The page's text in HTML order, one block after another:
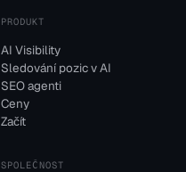
PRODUKT
AI Visibility
Sledování pozic v AI
SEO agenti
Ceny
Začít
SPOLEČNOST